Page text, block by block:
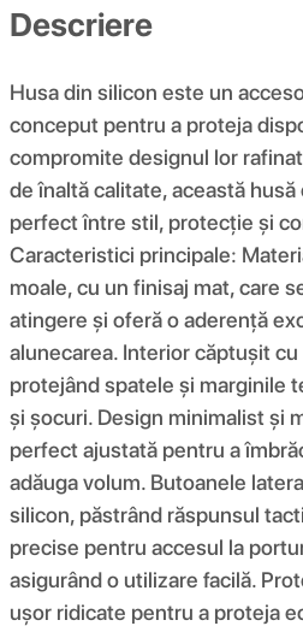
Descriere
Husa din silicon este un
conceput pentru a proteja
compromite designul lor
de înaltă calitate, această
perfect între stil, protecție și
Caracteristici principale:
moale, cu un finisaj mat, care
atingere și oferă o aderență
alunecarea. Interior căptușit
protejând spatele și marginile
și șocuri. Design minimalist și
perfect ajustată pentru a
adăuga volum. Butoanele
silicon, păstrând răspunsul
precise pentru accesul la
asigurând o utilizare facilă.
ușor ridicate pentru a proteja